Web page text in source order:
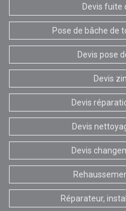
Devis fuite
Pose de bâche de
Devis pose
Devis
Devis
Devis
Devis
Réparateur,